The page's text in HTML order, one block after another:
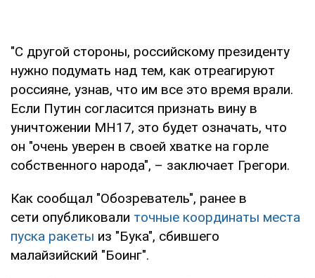
"С другой стороны, российскому президенту
нужно подумать над тем, как отреагируют
россияне, узнав, что им все это время врали.
Если Путин согласится признать вину в
уничтожении MH17, это будет означать, что
он "очень уверен в своей хватке на горле
собственного народа", – заключает Грегори.
Как сообщал "Обозреватель", ранее в
сети опубликовали точные координаты места
пуска ракеты из "Бука", сбившего
малайзийский "Боинг".